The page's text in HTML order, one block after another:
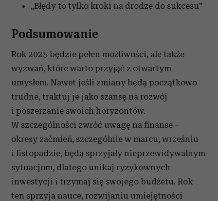
„Błędy to tylko kroki na drodze do sukcesu”
Podsumowanie
Rok 2025 będzie pełen możliwości, ale także
wyzwań, które warto przyjąć z otwartym
umysłem. Nawet jeśli zmiany będą początkowo
trudne, traktuj je jako szansę na rozwój
i poszerzanie swoich horyzontów.
W szczególności zwróć uwagę na finanse –
okresy zaćmień, szczególnie w marcu, wrześniu
i listopadzie, będą sprzyjały nieprzewidywalnym
sytuacjom, dlatego unikaj ryzykownych
inwestycji i trzymaj się swojego budżetu. Rok
ten sprzyja nauce, rozwijaniu umiejętności